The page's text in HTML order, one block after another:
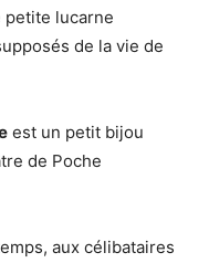
petite lucarne
de la vie de
est un petit bijou
de Poche
aux célibataires